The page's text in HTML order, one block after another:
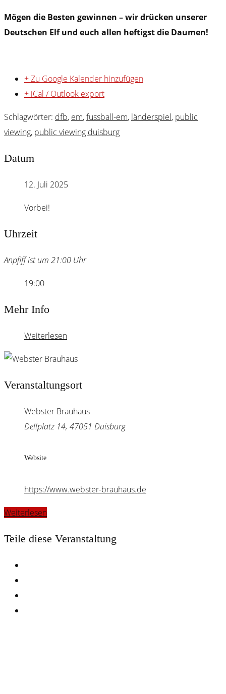
Mögen die Besten gewinnen – wir drücken unserer
Deutschen Elf und euch allen heftigst die Daumen!
+ Zu Google Kalender hinzufügen
+ iCal / Outlook export
Schlagwörter: dfb, em,fussball-em, länderspiel, public
viewing, public viewing duisburg
Datum
12. Juli 2025
Vorbei!
Uhrzeit
Anpfiff ist um 21:00 Uhr
19:00
Mehr Info
Weiterlesen
Veranstaltungsort
Webster Brauhaus
Dellplatz 14, 47051 Duisburg
Website
https://www.webster-brauhaus.de
Weiterlesen
Teile diese Veranstaltung